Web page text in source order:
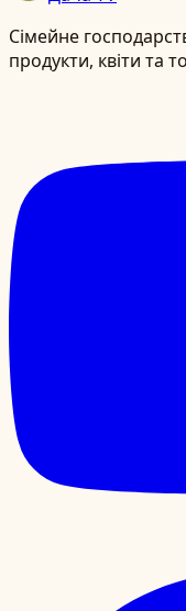
Сімейне
продукти, квіти та